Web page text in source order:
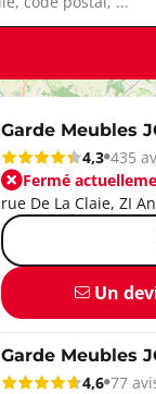
Garde Meubles
4,3 435
Fermé
rue De La Claie, ZI
Un
Garde Meubles
4,6 77